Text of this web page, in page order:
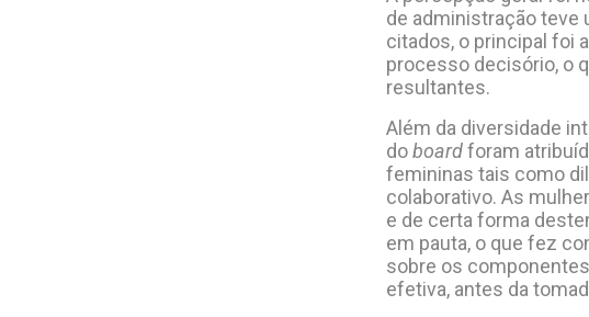
de administração
citados, o principal foi
processo decisório, o
resultantes.
Além da diversidade
doboardforam
femininas tais como
colaborativo. As
e de certa forma
em pauta, o que fez
sobre os
efetiva, antes da